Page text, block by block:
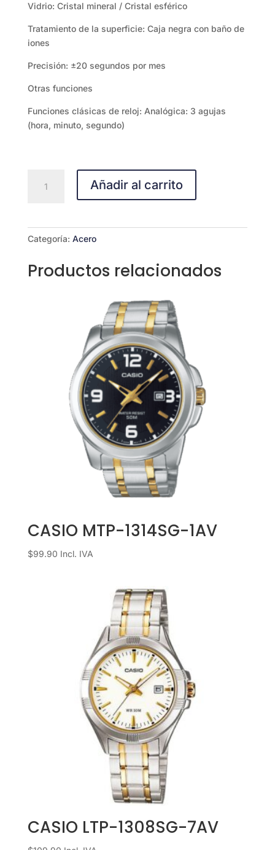
Vidrio: Cristal mineral / Cristal esférico
Tratamiento de la superficie: Caja negra con baño de
iones
Precisión: ±20 segundos por mes
Otras funciones
Funciones clásicas de reloj: Analógica: 3 agujas
(hora, minuto, segundo)
E600B-
Añadir al carrito
Categoría: Acero
Productos relacionados
CASIO MTP-1314SG-1AV
$99.90 Incl. IVA
CASIO LTP-1308SG-7AV